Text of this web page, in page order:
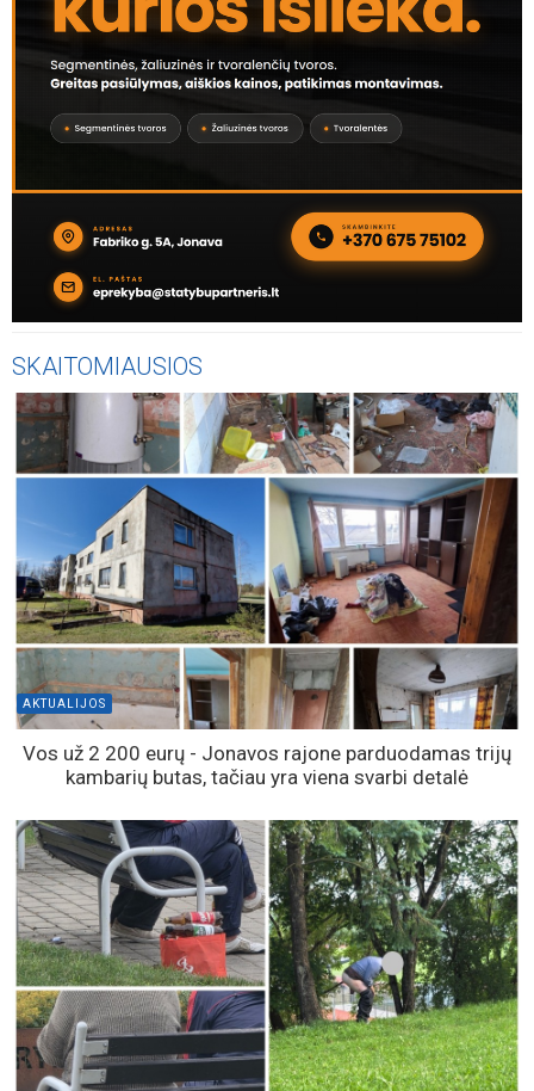
SKAITOMIAUSIOS
AKTUALIJOS
Vos už 2 200 eurų - Jonavos rajone parduodamas trijų
kambarių butas, tačiau yra viena svarbi detalė